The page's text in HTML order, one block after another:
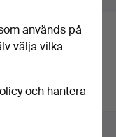
som
används på
välja vilka
och hantera